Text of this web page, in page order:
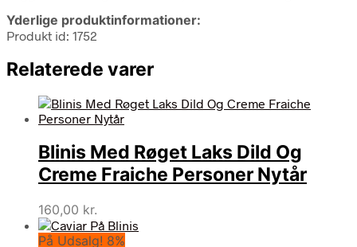
Yderlige produktinformationer:
Produkt id: 1752
Relaterede varer
Blinis Med Røget Laks Dild Og
Creme Fraiche Personer Nytår
160,00 kr.
På Udsalg! 8%